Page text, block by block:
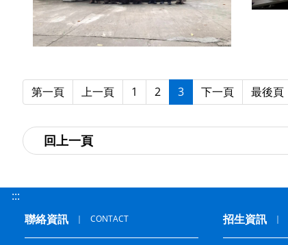
第一頁 上一頁 1 2 3 下一頁 最後頁
:::
聯絡資訊
｜ CONTACT 招生資訊 ｜